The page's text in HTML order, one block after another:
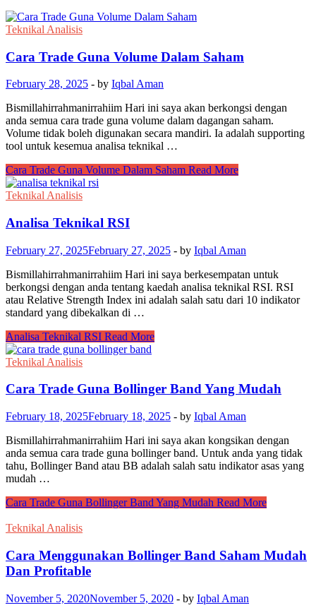
Teknikal Analisis
Cara Trade Guna Volume Dalam Saham
February 28, 2025 - by Iqbal Aman
Bismillahirrahmanirrahiim Hari ini saya akan berkongsi dengan
anda semua cara trade guna volume dalam dagangan saham.
Volume tidak boleh digunakan secara mandiri. Ia adalah supporting
tool untuk kesemua analisa teknikal …
Cara Trade Guna Volume Dalam Saham Read More
Teknikal Analisis
Analisa Teknikal RSI
February 27, 2025February 27, 2025 - by Iqbal Aman
Bismillahirrahmanirrahiim Hari ini saya berkesempatan untuk
berkongsi dengan anda tentang kaedah analisa teknikal RSI. RSI
atau Relative Strength Index ini adalah salah satu dari 10 indikator
standard yang dibekalkan di …
Analisa Teknikal RSI Read More
Teknikal Analisis
Cara Trade Guna Bollinger Band Yang Mudah
February 18, 2025February 18, 2025 - by Iqbal Aman
Bismillahirrahmanirrahiim Hari ini saya akan kongsikan dengan
anda semua cara trade guna bollinger band. Untuk anda yang tidak
tahu, Bollinger Band atau BB adalah salah satu indikator asas yang
mudah …
Cara Trade Guna Bollinger Band Yang Mudah Read More
Teknikal Analisis
Cara Menggunakan Bollinger Band Saham Mudah
Dan Profitable
November 5, 2020November 5, 2020 - by Iqbal Aman